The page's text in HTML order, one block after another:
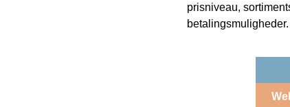
prisniveau,
betalingsmuligheder.